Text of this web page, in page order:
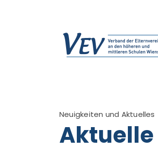
Neuigkeiten und Aktuelles
Aktuelle